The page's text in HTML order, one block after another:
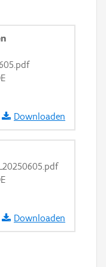
Downloaden
Downloaden